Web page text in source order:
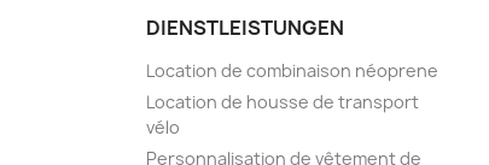
DIENSTLEISTUNGEN
Location de combinaison néoprene
Location de housse de transport
vélo
Personnalisation de vêtement de